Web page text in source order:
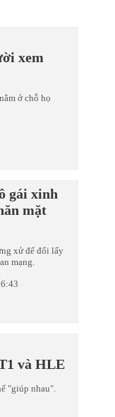
xem
ở chỗ họ
gái xinh
mặt
xử để đổi lấy
mạng.
và HLE
"giúp nhau".